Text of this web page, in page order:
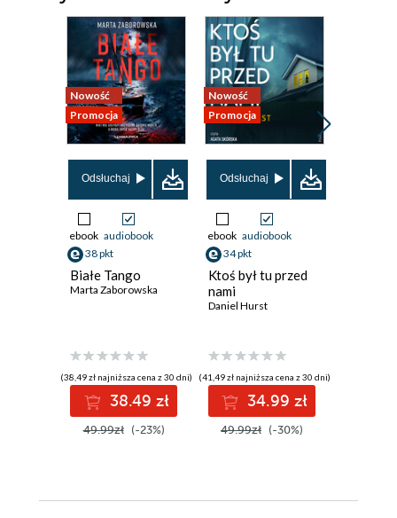
Nowość
Promocja
Odsłuchaj
ebook audiobook
38 pkt
Białe Tango
Marta Zaborowska
(38,49 zł najniższa cena z 30 dni)
38.49 zł
49.99zł (-23%)
Nowość
Promocja
Odsłuchaj
ebook audiobook
34 pkt
Ktoś był tu przed
nami
Daniel Hurst
(41,49 zł najniższa cena z 30 dni)
34.99 zł
49.99zł (-30%)